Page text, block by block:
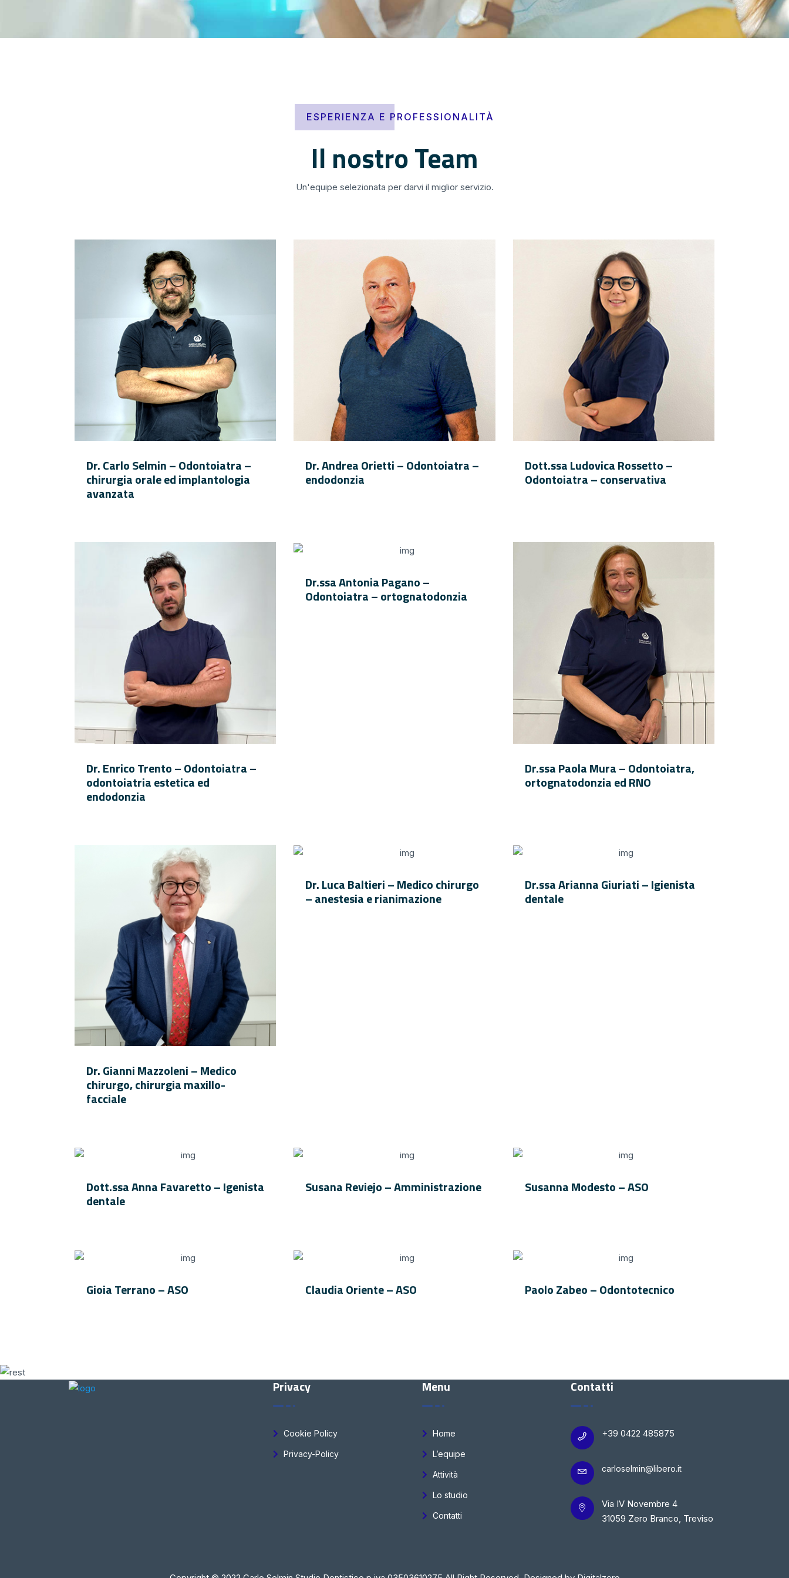
ESPERIENZA E PROFESSIONALITÀ
Il nostro Team
Un'equipe selezionata per darvi il miglior servizio.
Dr. Carlo Selmin – Odontoiatra –
chirurgia orale ed implantologia
avanzata
Dr. Andrea Orietti – Odontoiatra –
endodonzia
Dott.ssa Ludovica Rossetto –
Odontoiatra – conservativa
Dr. Enrico Trento – Odontoiatra –
odontoiatria estetica ed
endodonzia
Dr.ssa Antonia Pagano –
Odontoiatra – ortognatodonzia
Dr.ssa Paola Mura – Odontoiatra,
ortognatodonzia ed RNO
Dr. Gianni Mazzoleni – Medico
chirurgo, chirurgia maxillo-
facciale
Dr. Luca Baltieri – Medico chirurgo
– anestesia e rianimazione
Dr.ssa Arianna Giuriati – Igienista
dentale
Dott.ssa Anna Favaretto – Igenista
dentale
Susana Reviejo – Amministrazione Susanna Modesto – ASO
Gioia Terrano – ASO Claudia Oriente – ASO Paolo Zabeo – Odontotecnico
Privacy
Cookie Policy
Privacy-Policy
Menu
Home
L’equipe
Attività
Lo studio
Contatti
Contatti
+39 0422 485875
carloselmin@libero.it
Via IV Novembre 4
31059 Zero Branco, Treviso